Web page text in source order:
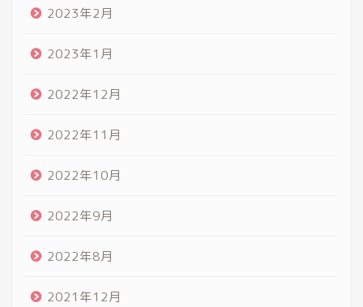
2023年2月
2023年1月
2022年12月
2022年11月
2022年10月
2022年9月
2022年8月
2021年12月